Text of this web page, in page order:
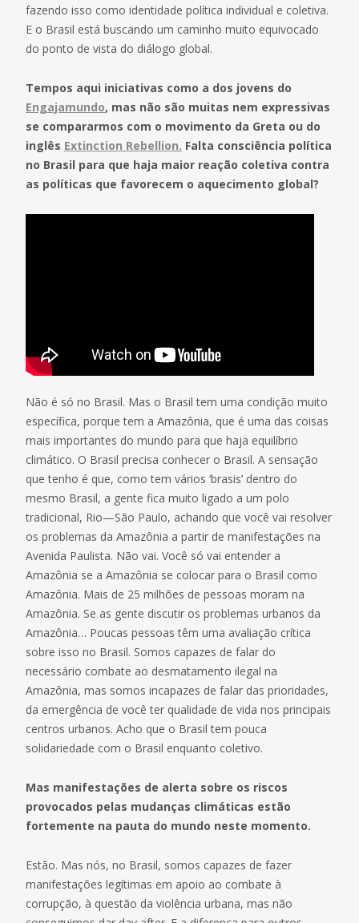
fazendo isso como identidade política individual e coletiva.
E o Brasil está buscando um caminho muito equivocado
do ponto de vista do diálogo global.
Tempos aqui iniciativas como a dos jovens do
Engajamundo, mas não são muitas nem expressivas
se compararmos com o movimento da Greta ou do
inglês Extinction Rebellion. Falta consciência política
no Brasil para que haja maior reação coletiva contra
as políticas que favorecem o aquecimento global?
Não é só no Brasil. Mas o Brasil tem uma condição muito
específica, porque tem a Amazônia, que é uma das coisas
mais importantes do mundo para que haja equilíbrio
climático. O Brasil precisa conhecer o Brasil. A sensação
que tenho é que, como tem vários ‘brasis’ dentro do
mesmo Brasil, a gente fica muito ligado a um polo
tradicional, Rio—São Paulo, achando que você vai resolver
os problemas da Amazônia a partir de manifestações na
Avenida Paulista. Não vai. Você só vai entender a
Amazônia se a Amazônia se colocar para o Brasil como
Amazônia. Mais de 25 milhões de pessoas moram na
Amazônia. Se as gente discutir os problemas urbanos da
Amazônia… Poucas pessoas têm uma avaliação crítica
sobre isso no Brasil. Somos capazes de falar do
necessário combate ao desmatamento ilegal na
Amazônia, mas somos incapazes de falar das prioridades,
da emergência de você ter qualidade de vida nos principais
centros urbanos. Acho que o Brasil tem pouca
solidariedade com o Brasil enquanto coletivo.
Mas manifestações de alerta sobre os riscos
provocados pelas mudanças climáticas estão
fortemente na pauta do mundo neste momento.
Estão. Mas nós, no Brasil, somos capazes de fazer
manifestações legítimas em apoio ao combate à
corrupção, à questão da violência urbana, mas não